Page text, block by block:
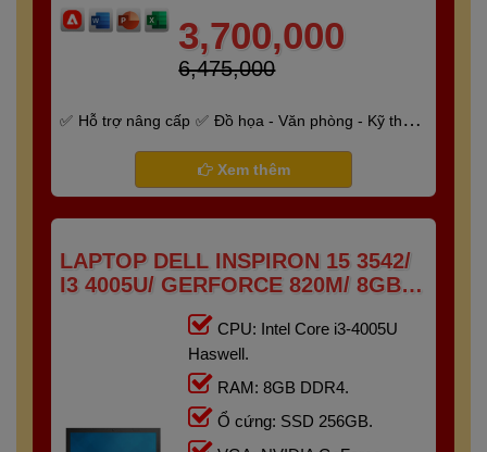
3,700,000
6,475,000
Hỗ trợ nâng cấp
Đồ họa - Văn phòng - Kỹ thuật
Bảo hành 6 tháng
Xem thêm
LAPTOP DELL INSPIRON 15 3542/
I3 4005U/ GERFORCE 820M/ 8GB/
256GB/ 15.6" HD
CPU: Intel Core i3-4005U
Haswell.
RAM: 8GB DDR4.
Ổ cứng: SSD 256GB.